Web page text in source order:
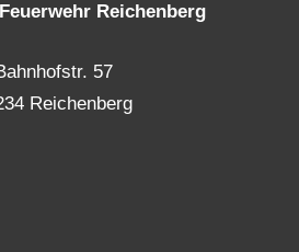
Reichenberg
57
Reichenberg